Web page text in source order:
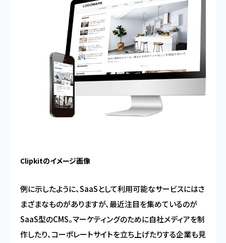
Clipkitのイメージ画像
例に示したように、SaaSとして利用可能なサービスにはさ
まざまなものがありますが、最近注目を集めているのが
SaaS型のCMS。マーケティングのために自社メディアを制
作したり、コーポレートサイトを立ち上げたりする企業も見